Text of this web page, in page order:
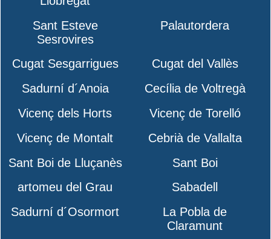
Sant Esteve
Sesrovires
Palautordera
Cugat Sesgarrigues
Cugat del Vallès
Sadurní d´Anoia
Cecília de Voltregà
Vicenç dels Horts
Vicenç de Torelló
Vicenç de Montalt
Cebrià de Vallalta
Sant Boi de Lluçanès
Sant Boi
artomeu del Grau
Sabadell
Sadurní d´Osormort
La Pobla de
Claramunt